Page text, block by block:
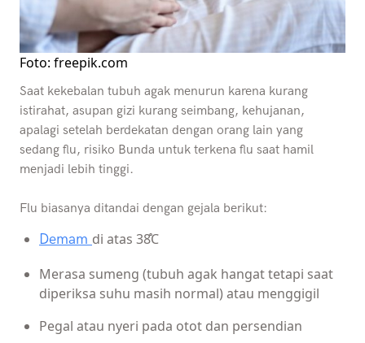
Foto: freepik.com
Saat kekebalan tubuh agak menurun karena kurang
istirahat, asupan gizi kurang seimbang, kehujanan,
apalagi setelah berdekatan dengan orang lain yang
sedang flu, risiko Bunda untuk terkena flu saat hamil
menjadi lebih tinggi.
Flu biasanya ditandai dengan gejala berikut:
Demam di atas 38̊C
Merasa sumeng (tubuh agak hangat tetapi saat
diperiksa suhu masih normal) atau menggigil
Pegal atau nyeri pada otot dan persendian